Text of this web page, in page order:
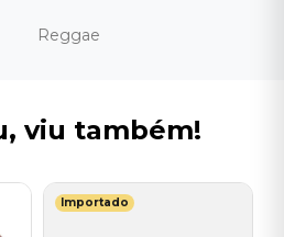
Reggae
viu também!
Importado